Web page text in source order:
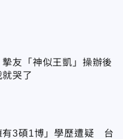
友「神似王凱」操辦後
哭了
有3碩1博」學歷遭疑 台